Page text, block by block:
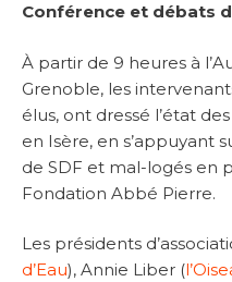
Conférence et débats
À partir de 9 heures à
Grenoble, les
élus, ont dressé l’état
en Isère, en s’appuyant
de SDF et mal-logés en
Fondation Abbé Pierre.
Les présidents
d’Eau), Annie Liber (